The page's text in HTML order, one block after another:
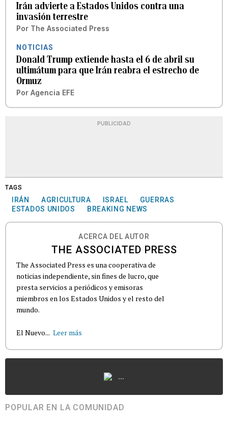
Irán advierte a Estados Unidos contra una
invasión terrestre
Por The Associated Press
NOTICIAS
Donald Trump extiende hasta el 6 de abril su
ultimátum para que Irán reabra el estrecho de
Ormuz
Por Agencia EFE
PUBLICIDAD
TAGS
IRÁN AGRICULTURA ISRAEL
GUERRAS
ESTADOS UNIDOS
BREAKING NEWS
ACERCA DEL AUTOR
THE ASSOCIATED PRESS
The Associated Press es una cooperativa de
noticias independiente, sin fines de lucro, que
presta servicios a periódicos y emisoras
miembros en los Estados Unidos y el resto del
mundo.
El Nuevo... Leer más
...
POPULAR EN LA COMUNIDAD